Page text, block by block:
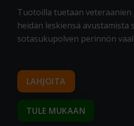
Tuotoilla tuetaan veteraanien
heidän leskiensä avustamista
sotasukupolven perinnön
LAHJOITA
TULE MUKAAN